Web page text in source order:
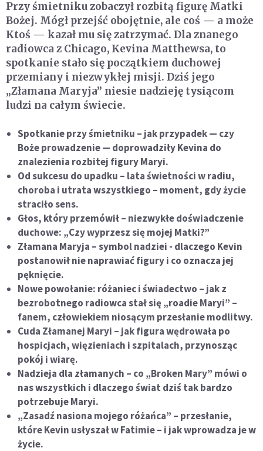
Przy śmietniku zobaczył rozbitą figurę Matki
Bożej. Mógł przejść obojętnie, ale coś — a może
Ktoś — kazał mu się zatrzymać. Dla znanego
radiowca z Chicago, Kevina Matthewsa, to
spotkanie stało się początkiem duchowej
przemiany i niezwykłej misji. Dziś jego
„Złamana Maryja” niesie nadzieję tysiącom
ludzi na całym świecie.
Spotkanie przy śmietniku – jak przypadek — czy
Boże prowadzenie — doprowadziły Kevina do
znalezienia rozbitej figury Maryi.
Od sukcesu do upadku – lata świetności w radiu,
choroba i utrata wszystkiego – moment, gdy życie
straciło sens.
Głos, który przemówił – niezwykłe doświadczenie
duchowe: „Czy wyprzesz się mojej Matki?”
Złamana Maryja – symbol nadziei - dlaczego Kevin
postanowił nie naprawiać figury i co oznacza jej
pęknięcie.
Nowe powołanie: różaniec i świadectwo – jak z
bezrobotnego radiowca stał się „roadie Maryi” –
fanem, człowiekiem niosącym przesłanie modlitwy.
Cuda Złamanej Maryi – jak figura wędrowała po
hospicjach, więzieniach i szpitalach, przynosząc
pokój i wiarę.
Nadzieja dla złamanych – co „Broken Mary” mówi o
nas wszystkich i dlaczego świat dziś tak bardzo
potrzebuje Maryi.
„Zasadź nasiona mojego różańca” – przesłanie,
które Kevin usłyszał w Fatimie – i jak wprowadza je w
życie.